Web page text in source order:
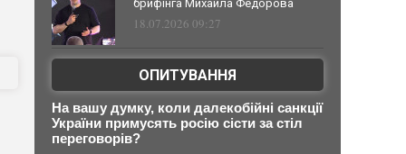
брифінга Михайла Федорова
18.07.2026 09:27
ОПИТУВАННЯ
На вашу думку, коли далекобійні санкції
України примусять росію сісти за стіл
переговорів?